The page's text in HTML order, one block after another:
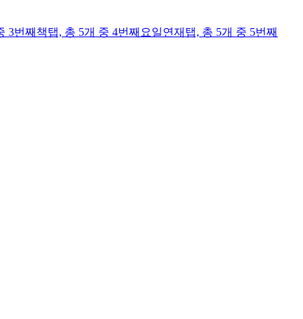
3번째 책탭, 총 5개 중 4번째 요일연재 탭, 총 5개 중 5번째